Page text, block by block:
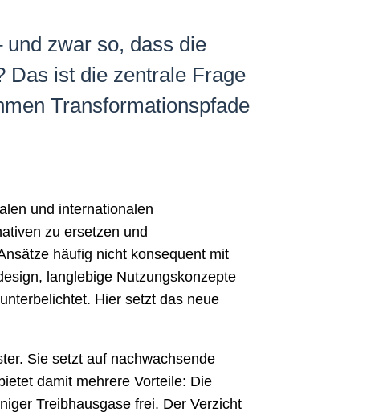
zwar so, dass die
Das ist die zentrale Frage
Transformationspfade
und internationalen
zu ersetzen und
häufig nicht konsequent mit
langlebige Nutzungskonzepte
Hier setzt das neue
Sie setzt auf nachwachsende
damit mehrere Vorteile: Die
Treibhausgase frei. Der Verzicht